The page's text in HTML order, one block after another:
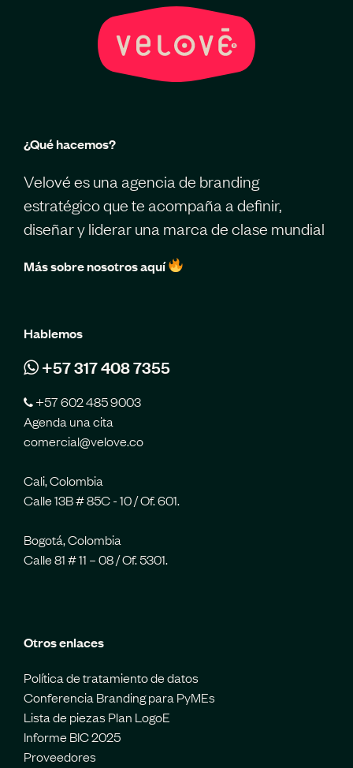
¿Qué hacemos?
Velové es una agencia de branding
estratégico que te acompaña a definir,
diseñar y liderar una marca de clase mundial
Más sobre nosotros aquí
Hablemos
+57 317 408 7355
+57 602 485 9003
Agenda una cita
comercial@velove.co
Cali, Colombia
Calle 13B # 85C - 10 / Of. 601.
Bogotá, Colombia
Calle 81 # 11 – 08 / Of. 5301.
Otros enlaces
Política de tratamiento de datos
Conferencia Branding para PyMEs
Lista de piezas Plan LogoE
Informe BIC 2025
Proveedores